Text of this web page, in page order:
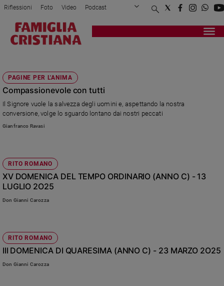
Attualità
Politica
Mondo
Economia
Legalità
e
Interviste
Papa
Papa
Chiesa
Fede
Riflessioni Foto Video Podcast
Privacy Policy Chi siamo
Registrati Redazione
PAGINE PER L'ANIMA
Compassionevole con tutti
Il Signore vuole la salvezza degli uomini e, aspettando la nostra
conversione, volge lo sguardo lontano dai nostri peccati
Gianfranco Ravasi
RITO ROMANO
XV DOMENICA DEL TEMPO ORDINARIO (ANNO C) - 13
LUGLIO 2O25
Don Gianni Carozza
RITO ROMANO
III DOMENICA DI QUARESIMA (ANNO C) - 23 MARZO 2O25
Don Gianni Carozza